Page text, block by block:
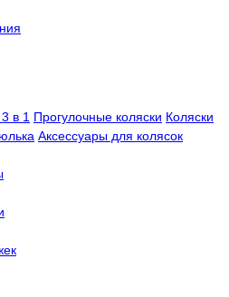
в 1 Прогулочные коляски Коляски
Аксессуары для колясок